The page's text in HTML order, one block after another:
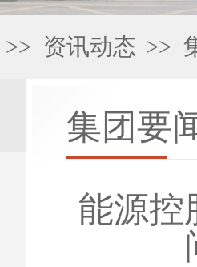
>> 资讯动态 >>
集团要
能源控